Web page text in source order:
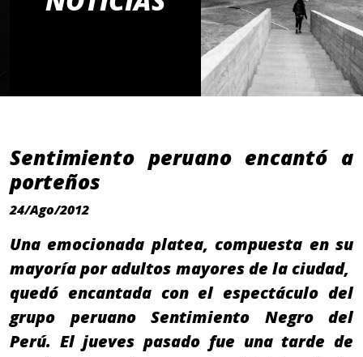
Sentimiento peruano encantó a
porteños
24/Ago/2012
Una emocionada platea, compuesta en su
mayoría por adultos mayores de la ciudad,
quedó encantada con el espectáculo del
grupo peruano Sentimiento Negro del
Perú. El jueves pasado fue una tarde de